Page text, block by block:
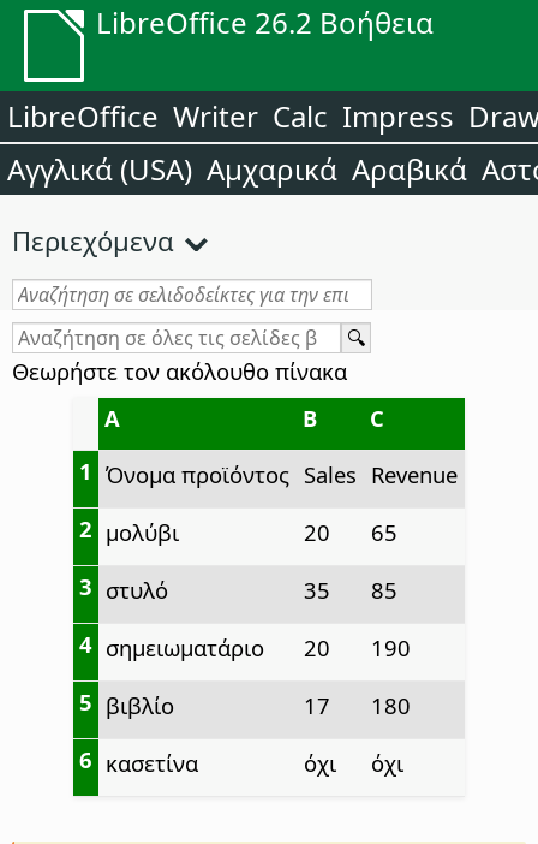
LibreOffice 26.2 Βοήθεια
LibreOffice Writer Calc Impress
Αγγλικά (USA) Αμχαρικά Αραβικά
Περιεχόμενα
Θεωρήστε τον ακόλουθο πίνακα
A
B
C
1 Όνομα προϊόντος Sales Revenue
2 μολύβι 20
65
3 στυλό 35
85
4 σημειωματάριο 20
190
5 βιβλίο 17
180
6 κασετίνα όχι όχι